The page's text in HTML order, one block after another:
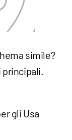
simile?
gli Usa